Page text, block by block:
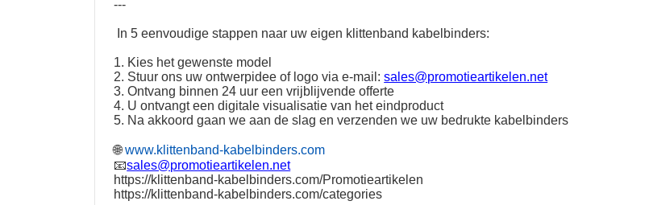
---
In 5 eenvoudige stappen naar uw eigen klittenband kabelbinders:
1. Kies het gewenste model
2. Stuur ons uw ontwerpidee of logo via e-mail:sales@promotieartikelen.net
3. Ontvang binnen 24 uur een vrijblijvende offerte
4. U ontvangt een digitale visualisatie van het eindproduct
5. Na akkoord gaan we aan de slag en verzenden we uw bedrukte kabelbinders
🌐www.klittenband-kabelbinders.com
📧sales@promotieartikelen.net
https://klittenband-kabelbinders.com/Promotieartikelen
https://klittenband-kabelbinders.com/categories